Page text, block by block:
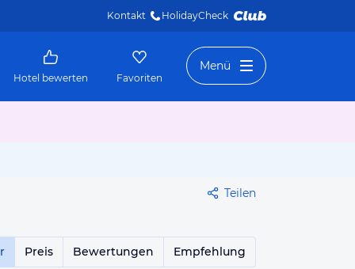
Kontakt HolidayCheck
Hotel bewerten Favoriten
Menü
Teilen
Preis Bewertungen Empfehlung